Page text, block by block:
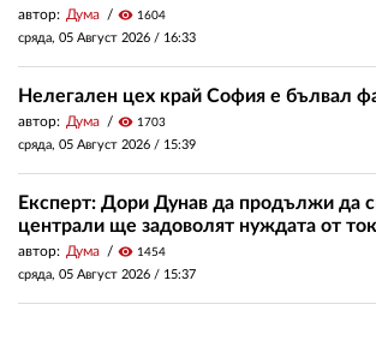
автор: Дума visibility 1604
сряда, 05 Август 2026 / 16:33
Нелегален цех край София е бълвал
автор: Дума visibility 1703
сряда, 05 Август 2026 / 15:39
Експерт: Дори Дунав да продължи да
централи ще задоволят нуждата от ток
автор: Дума visibility 1454
сряда, 05 Август 2026 / 15:37